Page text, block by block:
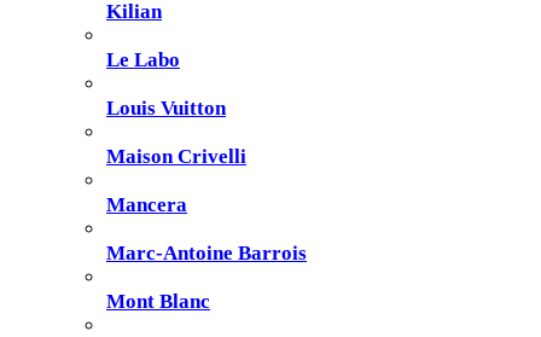
Kilian
Le Labo
Louis Vuitton
Maison Crivelli
Mancera
Marc-Antoine Barrois
Mont Blanc